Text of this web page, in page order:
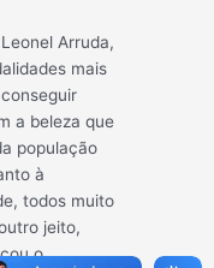
Arruda,
mais
a beleza que
população
à
todos muito
jeito,
o